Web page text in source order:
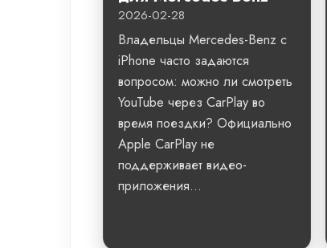
2026-02-28
Владельцы Mercedes-Benz с
iPhone часто задаются
вопросом: можно ли смотреть
YouTube через CarPlay во
время поездки? Официально
Apple CarPlay не
поддерживает видео-
приложения...